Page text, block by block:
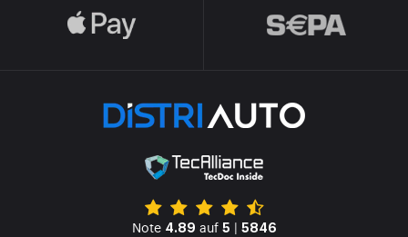
Note 4.89 auf 5 | 5846